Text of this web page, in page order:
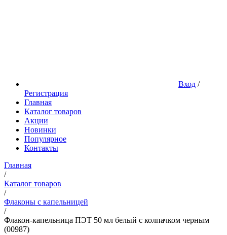
Вход /
Регистрация
Главная
Каталог товаров
Акции
Новинки
Популярное
Контакты
Главная
/
Каталог товаров
/
Флаконы с капельницей
/
Флакон-капельница ПЭТ 50 мл белый с колпачком черным
(00987)